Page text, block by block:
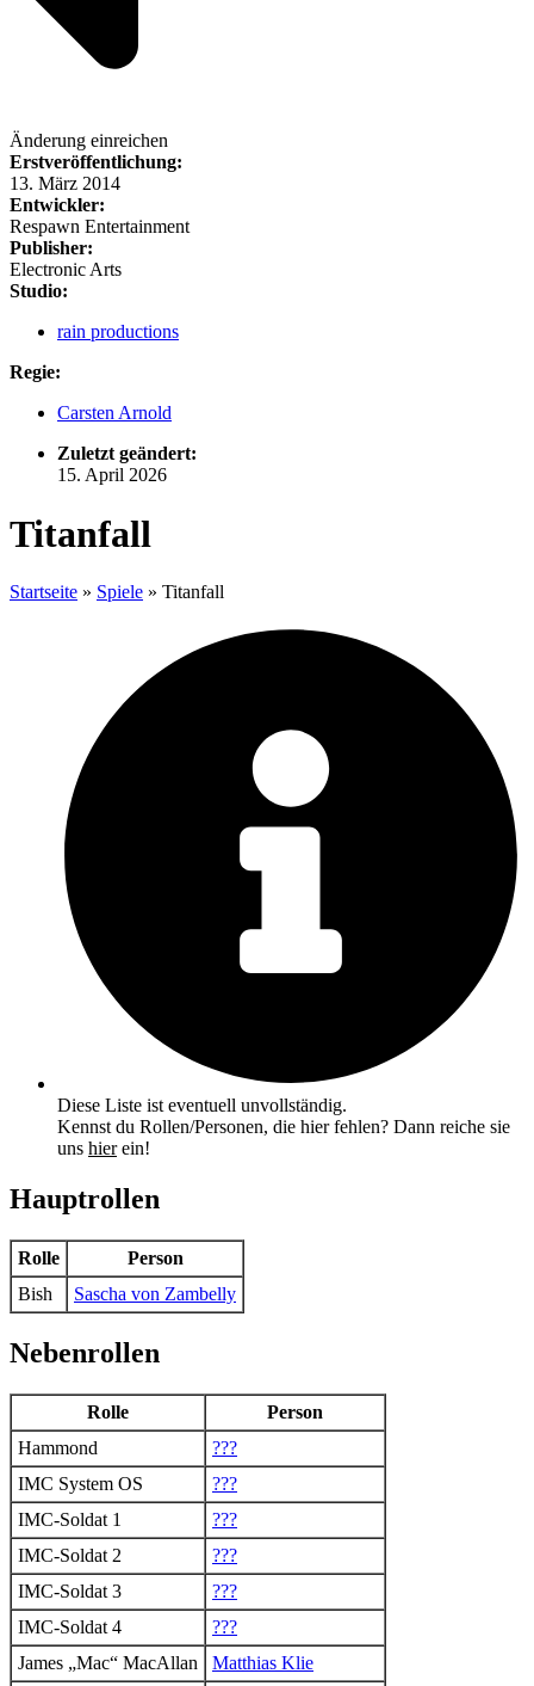
Änderung einreichen
Erstveröffentlichung:
13. März 2014
Entwickler:
Respawn Entertainment
Publisher:
Electronic Arts
Studio:
rain productions
Regie:
Carsten Arnold
Zuletzt geändert:
15. April 2026
Titanfall
Startseite » Spiele » Titanfall
Diese Liste ist eventuell unvollständig.
Kennst du Rollen/Personen, die hier fehlen? Dann reiche sie
uns hierein!
Hauptrollen
Rolle
Person
Bish
Sascha von Zambelly
Nebenrollen
Rolle
Person
Hammond
???
IMC System OS
???
IMC-Soldat 1
???
IMC-Soldat 2
???
IMC-Soldat 3
???
IMC-Soldat 4
???
James „Mac“ MacAllan
Matthias Klie